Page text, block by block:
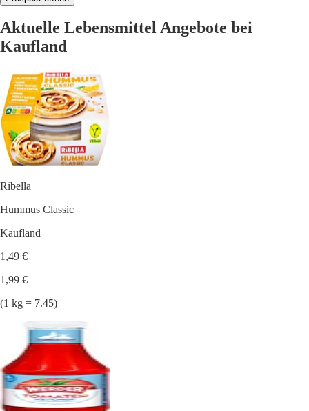
Aktuelle Lebensmittel Angebote bei
Kaufland
Ribella
Hummus Classic
Kaufland
1,49 €
1,99 €
(1 kg = 7.45)